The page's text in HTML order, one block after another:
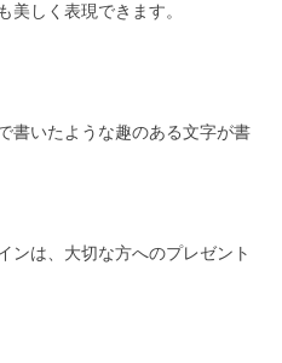
美しく表現できます。
書いたような趣のある文字が書
ンは、大切な方へのプレゼント